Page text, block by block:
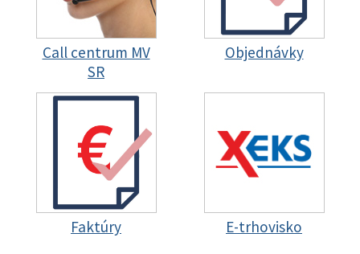
Call centrum MV
SR
Objednávky
Faktúry E-trhovisko